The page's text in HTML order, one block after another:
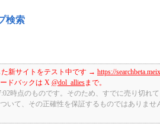
検索
新サイトをテスト中です → https://
ドバックは X @dol_alliesまで。
時点のものです。そのため、すでに売り切れ
いて、その正確性を保証するものではありませ